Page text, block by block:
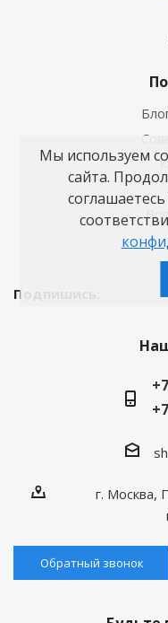
Подпишись:
г. Москва,
Обратный звонок
Мы используем
сайта.